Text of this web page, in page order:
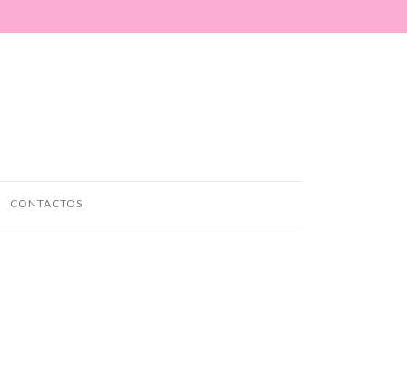
CONTACTOS